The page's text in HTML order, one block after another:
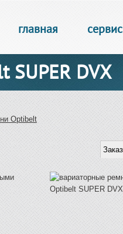
главная сервис
DVX
Optibelt